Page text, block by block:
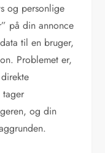
og personlige
på din annonce
til en bruger,
Problemet er,
tager
og din